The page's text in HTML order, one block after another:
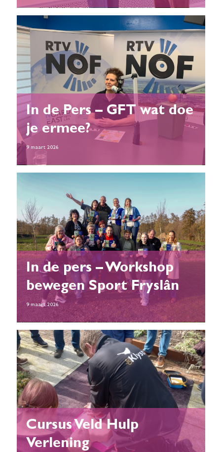
In de Pers – GFT wat doe
je ermee?
9 maart 2026
In de pers – Workshop
bewegen Sport Fryslân
9 maart 2026
Cursus Veld Hulp
Verlening